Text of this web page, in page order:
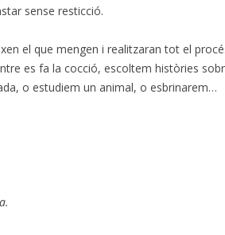
sense resticció.
el que mengen i realitzaran tot el
es fa la cocció, escoltem històries
o estudiem un animal, o esbrinarem…